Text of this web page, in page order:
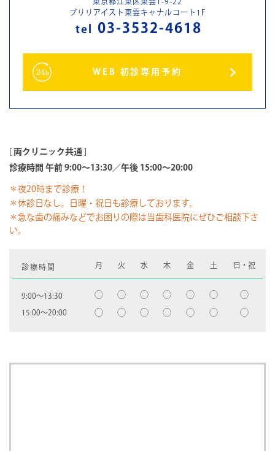
ブリリアイスト東雲キャナルコート1F
tel 03-3532-4618
WEB 初診専用予約
[ 両クリニック共通 ]
診療時間 午前 9:00～13:30／午後 15:00～20:00
＊夜20時まで診療！
＊休診日なし。日曜・祝日も診療しております。
＊急な歯の痛みなどでお困りの際は当歯科医院にぜひご相談下さ
い。
診療時間 月 火 水 木 金 土 日・祝
9:00〜13:30 ◯ ◯ ◯ ◯ ◯ ◯ ◯
15:00〜20:00 ◯ ◯ ◯ ◯ ◯ ◯ ◯